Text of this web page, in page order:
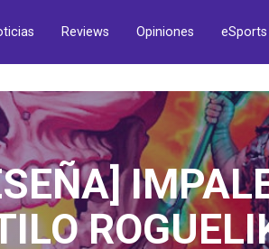
Reviews Opiniones eSports